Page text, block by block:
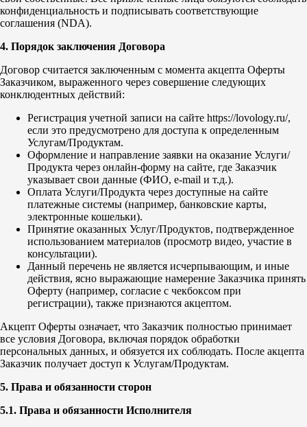
конфиденциальность и подписывать соответствующие
соглашения (NDA).
4. Порядок заключения Договора
Договор считается заключенным с момента акцепта Оферты
Заказчиком, выраженного через совершение следующих
конклюдентных действий:
Регистрация учетной записи на сайте https://lovology.ru/,
если это предусмотрено для доступа к определенным
Услугам/Продуктам.
Оформление и направление заявки на оказание Услуги/
Продукта через онлайн-форму на сайте, где Заказчик
указывает свои данные (ФИО, e-mail и т.д.).
Оплата Услуги/Продукта через доступные на сайте
платежные системы (например, банковские карты,
электронные кошельки).
Принятие оказанных Услуг/Продуктов, подтвержденное
использованием материалов (просмотр видео, участие в
консультации).
Данный перечень не является исчерпывающим, и иные
действия, ясно выражающие намерение Заказчика принять
Оферту (например, согласие с чекбоксом при
регистрации), также признаются акцептом.
Акцепт Оферты означает, что Заказчик полностью принимает
все условия Договора, включая порядок обработки
персональных данных, и обязуется их соблюдать. После акцепта
Заказчик получает доступ к Услугам/Продуктам.
5. Права и обязанности сторон
5.1. Права и обязанности Исполнителя